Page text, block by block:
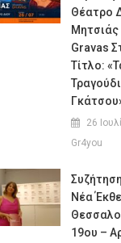
Θέατρο
Gravas
Τίτλο:
26
Gr4you
Νέα
19ου –